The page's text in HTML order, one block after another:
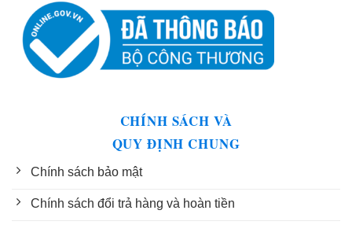
CHÍNH SÁCH VÀ
QUY ĐỊNH CHUNG
Chính sách bảo mật
Chính sách đổi trả hàng và hoàn tiền